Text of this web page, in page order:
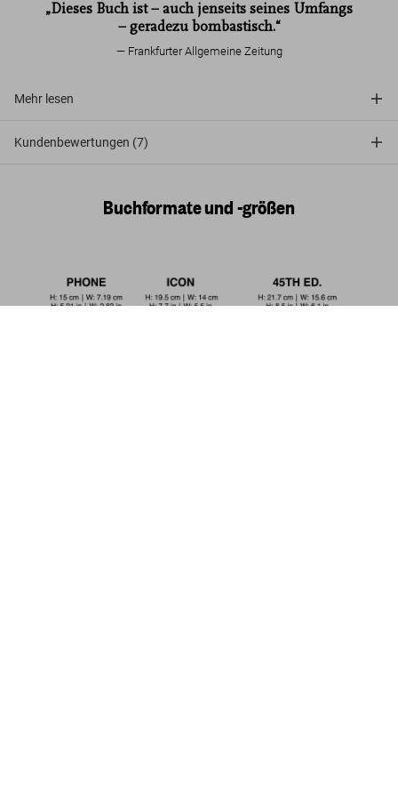
„Dieses Buch ist – auch jenseits seines Umfangs
– geradezu bombastisch.“
Frankfurter Allgemeine Zeitung
Mehr lesen
Kundenbewertungen (7)
Buchformate und -größen